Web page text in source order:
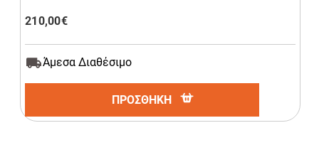
210,00€
Άμεσα Διαθέσιμο
ΠΡΟΣΘΗΚΗ